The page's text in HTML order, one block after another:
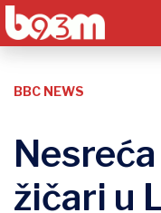
BBC NEWS
žičari u